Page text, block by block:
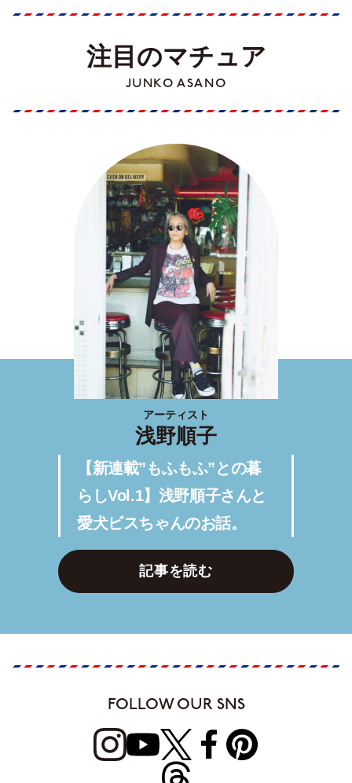
注目のマチュア
JUNKO ASANO
アーティスト
浅野順子
【新連載”もふもふ”との暮
らしVol.1】浅野順子さんと
愛犬ビスちゃんのお話。
記事を読む
FOLLOW OUR SNS